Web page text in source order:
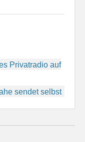
Privatradio auf
sendet selbst